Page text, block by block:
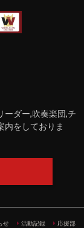
ーダー,吹奏楽団,チ
内をしておりま
せ 活動記録
応援部